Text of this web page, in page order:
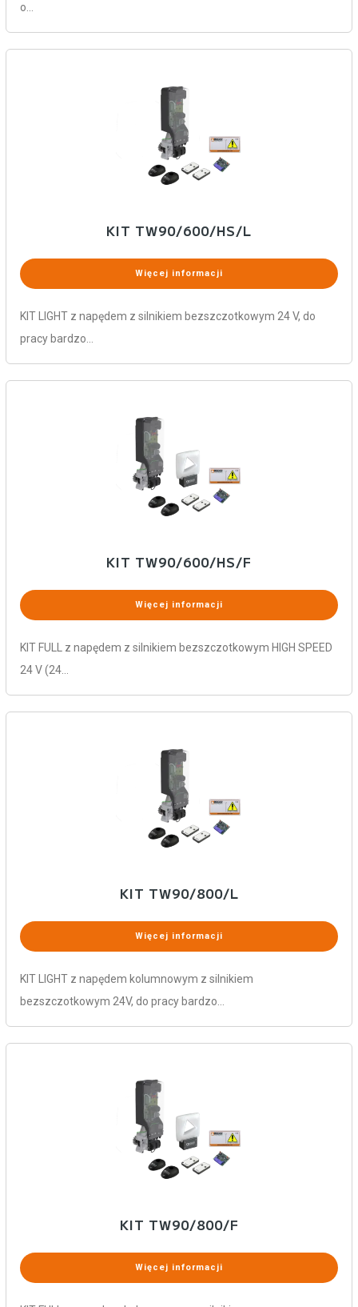
o…
KIT TW90/600/HS/L
Więcej informacji
KIT LIGHT z napędem z silnikiem bezszczotkowym 24 V, do
pracy bardzo…
KIT TW90/600/HS/F
Więcej informacji
KIT FULL z napędem z silnikiem bezszczotkowym HIGH SPEED
24 V (24…
KIT TW90/800/L
Więcej informacji
KIT LIGHT z napędem kolumnowym z silnikiem
bezszczotkowym 24V, do pracy bardzo…
KIT TW90/800/F
Więcej informacji